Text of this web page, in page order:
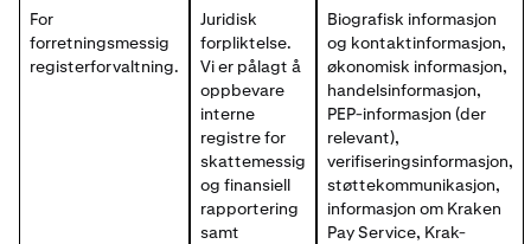
For
forretningsmessig
registerforvaltning.
Juridisk
forpliktelse.
Vi er pålagt å
oppbevare
interne
registre for
skattemessig
og finansiell
rapportering
samt
Biografisk informasjon
og kontaktinformasjon,
økonomisk informasjon,
handelsinformasjon,
PEP-informasjon (der
relevant),
verifiseringsinformasjon,
støttekommunikasjon,
informasjon om Kraken
Pay Service, Krak-